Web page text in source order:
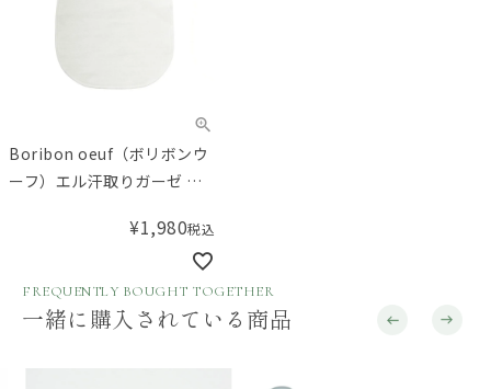
Boribon oeuf（ボリボンウ
ーフ）エル汗取りガーゼ グ
¥1,980税込
FREQUENTLY BOUGHT TOGETHER
一緒に購入されている商品